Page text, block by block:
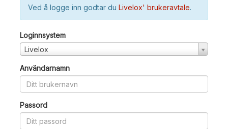
Ved å logge inn godtar du Livelox' brukeravtale.
Loginnsystem
Livelox
Användarnamn
Passord